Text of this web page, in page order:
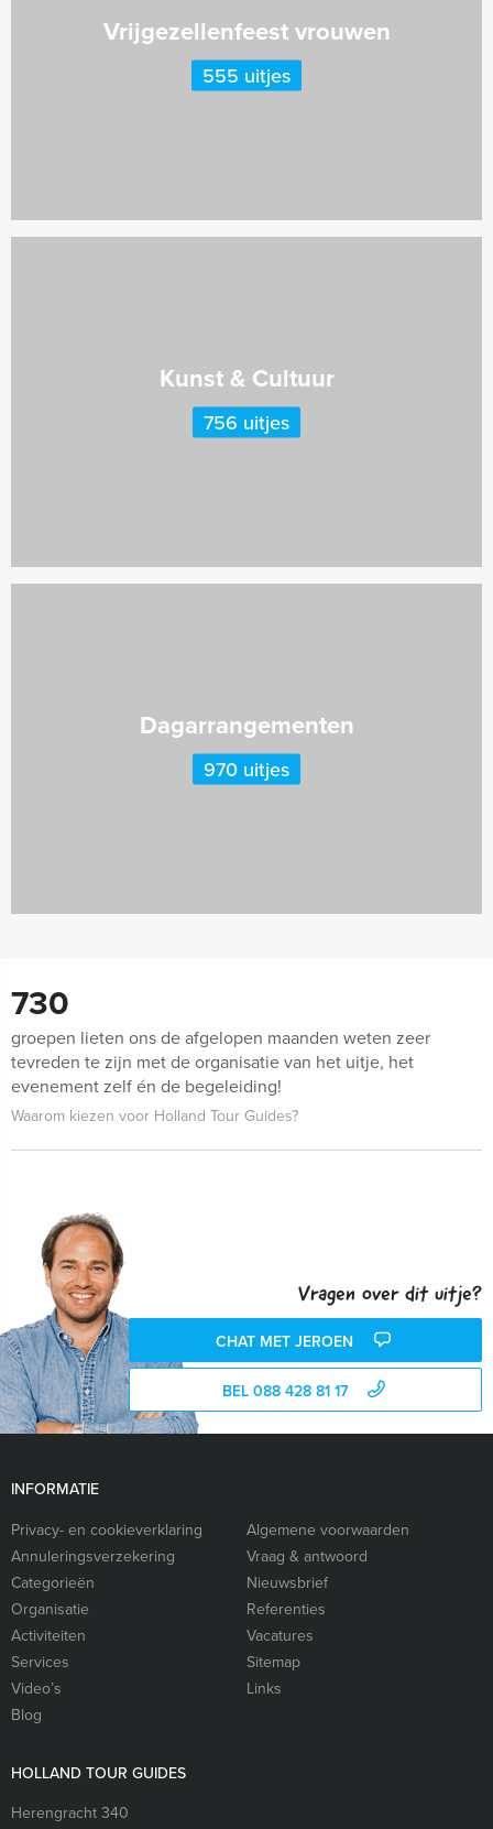
Vrijgezellenfeest vrouwen
555 uitjes
Kunst & Cultuur
756 uitjes
Dagarrangementen
970 uitjes
730
groepen lieten ons de afgelopen maanden weten zeer
tevreden te zijn met de organisatie van het uitje, het
evenement zelf én de begeleiding!
Waarom kiezen voor Holland Tour Guides?
Vragen over dit uitje?
CHAT MET JEROEN
BEL 088 428 81 17
INFORMATIE
Privacy- en cookieverklaring
Algemene voorwaarden
Annuleringsverzekering
Vraag & antwoord
Categorieën
Nieuwsbrief
Organisatie
Referenties
Activiteiten
Vacatures
Services
Sitemap
Video’s
Links
Blog
HOLLAND TOUR GUIDES
Herengracht 340